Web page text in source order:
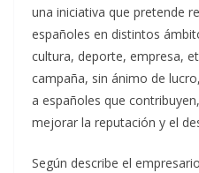
una iniciativa que pretende
españoles en distintos
cultura, deporte, empresa,
campaña, sin ánimo de
a españoles que
mejorar la reputación y el
Según describe el